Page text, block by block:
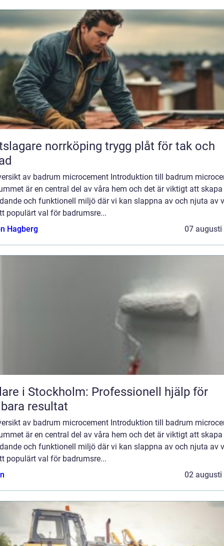
norrköping trygg plåt för tak och
av badrum microcement Introduktion till badrum
är en central del av våra hem och det är viktigt att skapa
och funktionell miljö där vi kan slappna av och njuta av
populärt val för badrumsre...
Hagberg
07 augusti
i Stockholm: Professionell hjälp för
resultat
av badrum microcement Introduktion till badrum
är en central del av våra hem och det är viktigt att skapa
och funktionell miljö där vi kan slappna av och njuta av
populärt val för badrumsre...
02 augusti